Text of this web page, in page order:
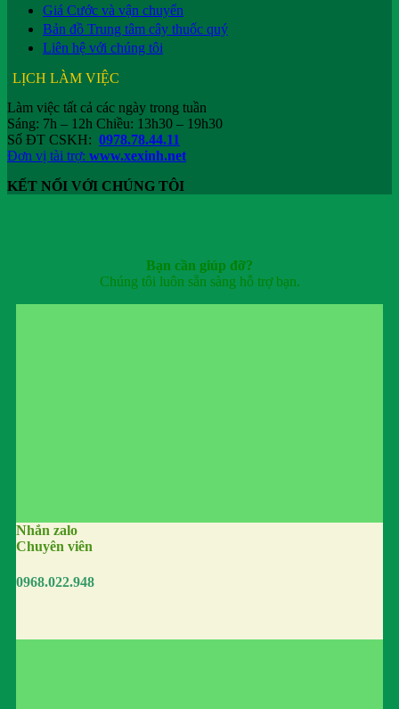
Giá Cước và vận chuyển
Bản đồ Trung tâm cây thuốc quý
Liên hệ với chúng tôi
LỊCH LÀM VIỆC
Làm việc tất cả các ngày trong tuần
Sáng: 7h – 12h Chiều: 13h30 – 19h30
Số ĐT CSKH: 0978.78.44.11
Đơn vị tài trợ: www.xexinh.net
KẾT NỐI VỚI CHÚNG TÔI
Bạn cần giúp đỡ?
Chúng tôi luôn sẵn sàng hỗ trợ bạn.
Nhắn zalo
Chuyên viên
0968.022.948